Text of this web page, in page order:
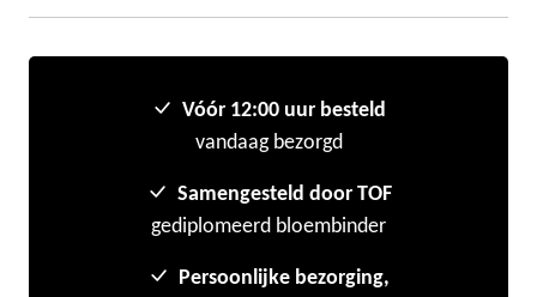
Vóór 12:00 uur besteld
vandaag bezorgd
Samengesteld door TOF
gediplomeerd bloembinder
Persoonlijke bezorging,